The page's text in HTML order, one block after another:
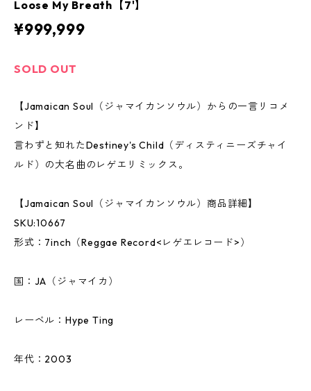
Loose My Breath【7'】
¥999,999
SOLD OUT
【Jamaican Soul（ジャマイカンソウル）からの一言リコメ
ンド】
言わずと知れたDestiney's Child（ディスティニーズチャイ
ルド）の大名曲のレゲエリミックス。
【Jamaican Soul（ジャマイカンソウル）商品詳細】
SKU:10667
形式：7inch（Reggae Record<レゲエレコード>）
国：JA（ジャマイカ）
レーベル：Hype Ting
年代：2003